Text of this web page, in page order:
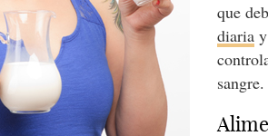
que
diaria
sangre.